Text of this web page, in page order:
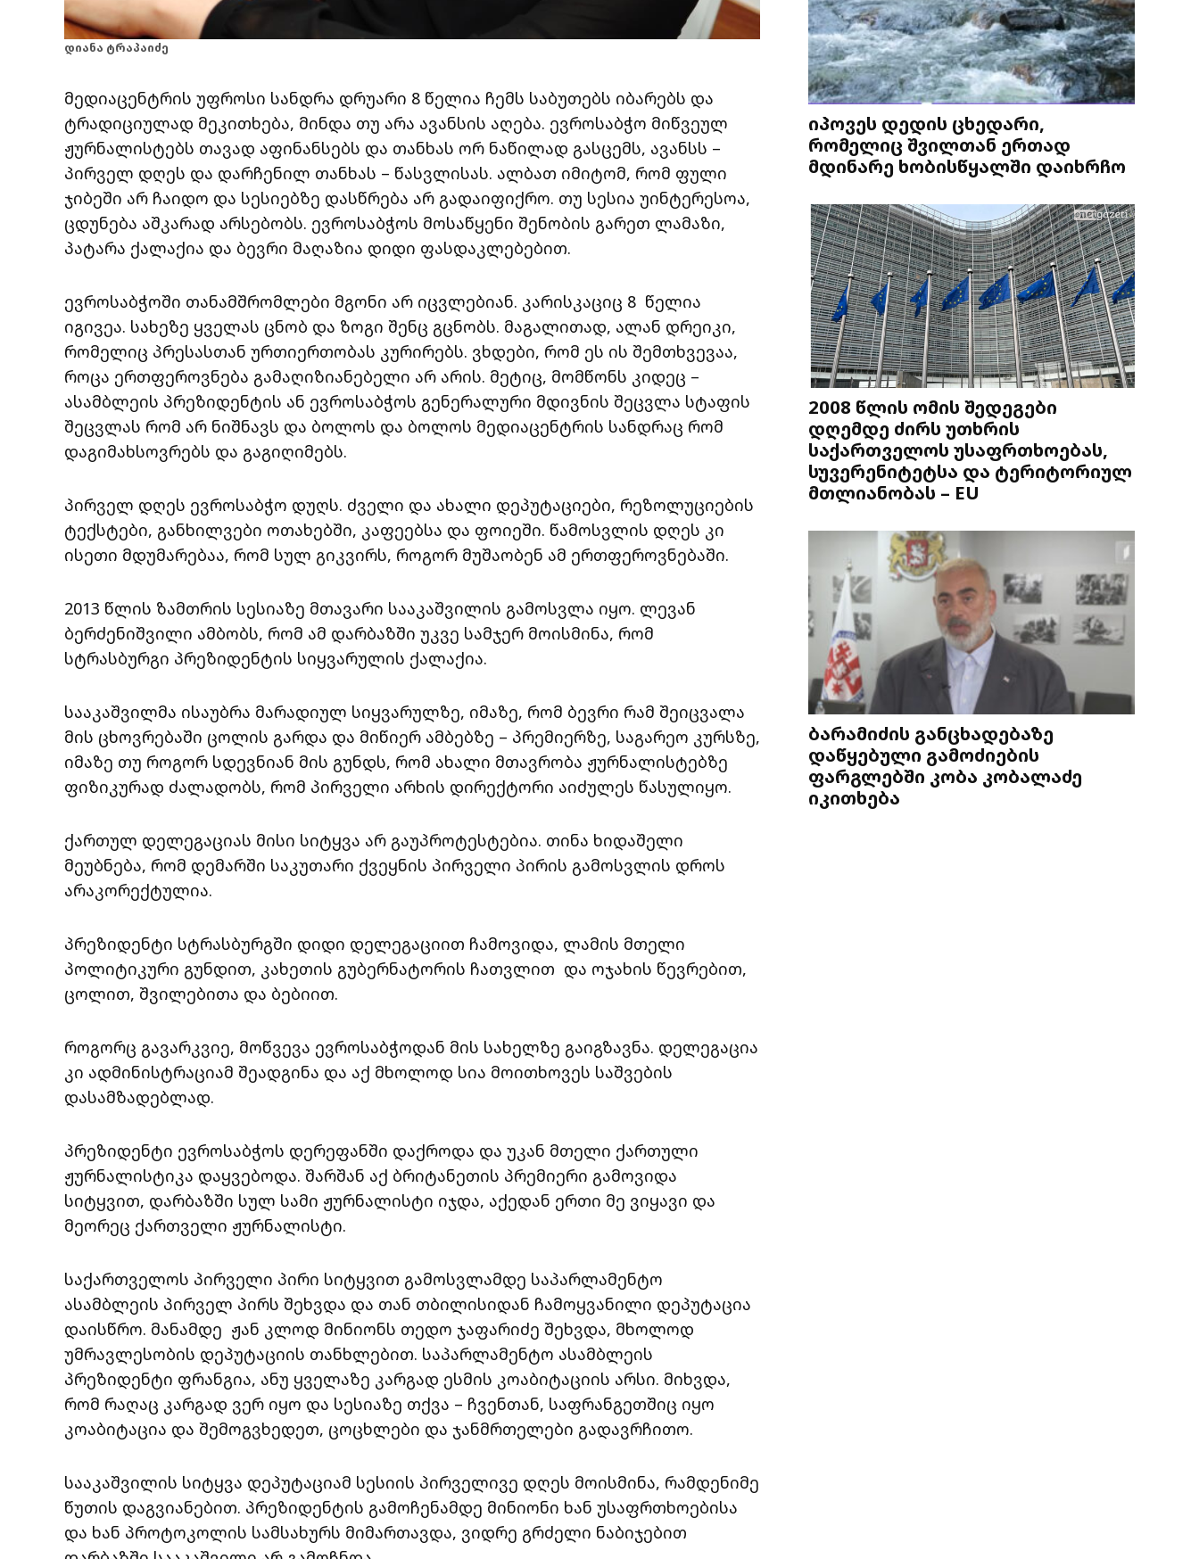
დიანა ტრაპაიძე
მედიაცენტრის უფროსი სანდრა დრუარი 8 წელია ჩემს საბუთებს იბარებს და
ტრადიციულად მეკითხება, მინდა თუ არა ავანსის აღება. ევროსაბჭო მიწვეულ
ჟურნალისტებს თავად აფინანსებს და თანხას ორ ნაწილად გასცემს, ავანსს –
პირველ დღეს და დარჩენილ თანხას – წასვლისას. ალბათ იმიტომ, რომ ფული
ჯიბეში არ ჩაიდო და სესიებზე დასწრება არ გადაიფიქრო. თუ სესია უინტერესოა,
ცდუნება აშკარად არსებობს. ევროსაბჭოს მოსაწყენი შენობის გარეთ ლამაზი,
პატარა ქალაქია და ბევრი მაღაზია დიდი ფასდაკლებებით.
ევროსაბჭოში თანამშრომლები მგონი არ იცვლებიან. კარისკაციც 8 წელია
იგივეა. სახეზე ყველას ცნობ და ზოგი შენც გცნობს. მაგალითად, ალან დრეიკი,
რომელიც პრესასთან ურთიერთობას კურირებს. ვხდები, რომ ეს ის შემთხვევაა,
როცა ერთფეროვნება გამაღიზიანებელი არ არის. მეტიც, მომწონს კიდეც –
ასამბლეის პრეზიდენტის ან ევროსაბჭოს გენერალური მდივნის შეცვლა სტაფის
შეცვლას რომ არ ნიშნავს და ბოლოს და ბოლოს მედიაცენტრის სანდრაც რომ
დაგიმახსოვრებს და გაგიღიმებს.
პირველ დღეს ევროსაბჭო დუღს. ძველი და ახალი დეპუტაციები, რეზოლუციების
ტექსტები, განხილვები ოთახებში, კაფეებსა და ფოიეში. წამოსვლის დღეს კი
ისეთი მდუმარებაა, რომ სულ გიკვირს, როგორ მუშაობენ ამ ერთფეროვნებაში.
2013 წლის ზამთრის სესიაზე მთავარი სააკაშვილის გამოსვლა იყო. ლევან
ბერძენიშვილი ამბობს, რომ ამ დარბაზში უკვე სამჯერ მოისმინა, რომ
სტრასბურგი პრეზიდენტის სიყვარულის ქალაქია.
სააკაშვილმა ისაუბრა მარადიულ სიყვარულზე, იმაზე, რომ ბევრი რამ შეიცვალა
მის ცხოვრებაში ცოლის გარდა და მიწიერ ამბებზე – პრემიერზე, საგარეო კურსზე,
იმაზე თუ როგორ სდევნიან მის გუნდს, რომ ახალი მთავრობა ჟურნალისტებზე
ფიზიკურად ძალადობს, რომ პირველი არხის დირექტორი აიძულეს წასულიყო.
ქართულ დელეგაციას მისი სიტყვა არ გაუპროტესტებია. თინა ხიდაშელი
მეუბნება, რომ დემარში საკუთარი ქვეყნის პირველი პირის გამოსვლის დროს
არაკორექტულია.
პრეზიდენტი სტრასბურგში დიდი დელეგაციით ჩამოვიდა, ლამის მთელი
პოლიტიკური გუნდით, კახეთის გუბერნატორის ჩათვლით და ოჯახის წევრებით,
ცოლით, შვილებითა და ბებიით.
როგორც გავარკვიე, მოწვევა ევროსაბჭოდან მის სახელზე გაიგზავნა. დელეგაცია
კი ადმინისტრაციამ შეადგინა და აქ მხოლოდ სია მოითხოვეს საშვების
დასამზადებლად.
პრეზიდენტი ევროსაბჭოს დერეფანში დაქროდა და უკან მთელი ქართული
ჟურნალისტიკა დაყვებოდა. შარშან აქ ბრიტანეთის პრემიერი გამოვიდა
სიტყვით, დარბაზში სულ სამი ჟურნალისტი იჯდა, აქედან ერთი მე ვიყავი და
მეორეც ქართველი ჟურნალისტი.
საქართველოს პირველი პირი სიტყვით გამოსვლამდე საპარლამენტო
ასამბლეის პირველ პირს შეხვდა და თან თბილისიდან ჩამოყვანილი დეპუტაცია
დაისწრო. მანამდე ჟან კლოდ მინიონს თედო ჯაფარიძე შეხვდა, მხოლოდ
უმრავლესობის დეპუტაციის თანხლებით. საპარლამენტო ასამბლეის
პრეზიდენტი ფრანგია, ანუ ყველაზე კარგად ესმის კოაბიტაციის არსი. მიხვდა,
რომ რაღაც კარგად ვერ იყო და სესიაზე თქვა – ჩვენთან, საფრანგეთშიც იყო
კოაბიტაცია და შემოგვხედეთ, ცოცხლები და ჯანმრთელები გადავრჩითო.
სააკაშვილის სიტყვა დეპუტაციამ სესიის პირველივე დღეს მოისმინა, რამდენიმე
წუთის დაგვიანებით. პრეზიდენტის გამოჩენამდე მინიონი ხან უსაფრთხოებისა
და ხან პროტოკოლის სამსახურს მიმართავდა, ვიდრე გრძელი ნაბიჯებით
იპოვეს დედის ცხედარი,
რომელიც შვილთან ერთად
მდინარე ხობისწყალში დაიხრჩო
2008 წლის ომის შედეგები
დღემდე ძირს უთხრის
საქართველოს უსაფრთხოებას,
სუვერენიტეტსა და ტერიტორიულ
მთლიანობას – EU
ბარამიძის განცხადებაზე
დაწყებული გამოძიების
ფარგლებში კობა კობალაძე
იკითხება